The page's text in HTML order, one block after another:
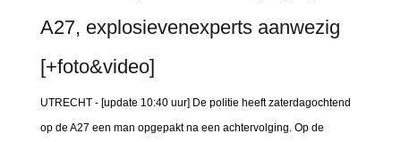
A27, explosievenexperts aanwezig
[+foto&video]
UTRECHT - [update 10:40 uur] De politie heeft zaterdagochtend
op de A27 een man opgepakt na een achtervolging. Op de